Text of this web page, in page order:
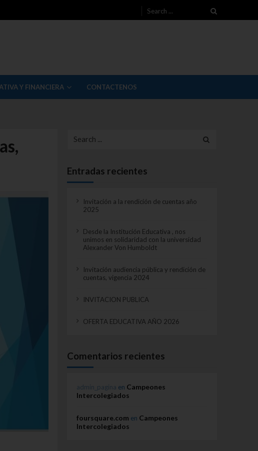
Search for:
Y FINANCIERA CONTACTENOS
Entradas recientes
Invitación a la rendición de cuentas año
2025
Desde la Institución Educativa , nos
unimos en solidaridad con la universidad
Alexander Von Humboldt
Invitación audiencia pública y rendición de
cuentas, vigencia 2024
INVITACION PUBLICA
OFERTA EDUCATIVA AÑO 2026
Comentarios recientes
admin_pagina en Campeones
Intercolegiados
foursquare.com en Campeones
Intercolegiados